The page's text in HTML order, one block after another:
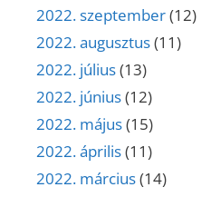
2022. szeptember(12)
2022. augusztus(11)
2022. július(13)
2022. június(12)
2022. május(15)
2022. április(11)
2022. március(14)